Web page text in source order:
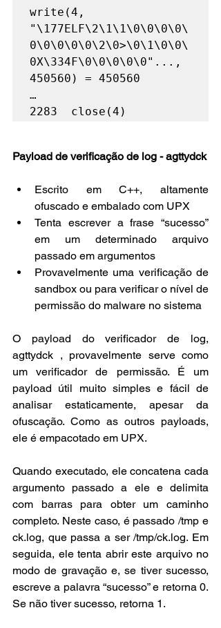
write(4,
"\177ELF\2\1\1\0\0\0\0\
0\0\0\0\0\2\0>\0\1\0\0\
0X\334F\0\0\0\0\0"...,
450560) = 450560
…
2283  close(4)
Payload de verificação de log - agttydck
Escrito em C++, altamente
ofuscado e embalado com UPX
Tenta escrever a frase “sucesso”
em um determinado arquivo
passado em argumentos
Provavelmente uma verificação de
sandbox ou para verificar o nível de
permissão do malware no sistema
O payload do verificador de log,
agttydck , provavelmente serve como
um verificador de permissão. É um
payload útil muito simples e fácil de
analisar estaticamente, apesar da
ofuscação. Como as outros payloads,
ele é empacotado em UPX.
Quando executado, ele concatena cada
argumento passado a ele e delimita
com barras para obter um caminho
completo. Neste caso, é passado /tmp e
ck.log, que passa a ser /tmp/ck.log. Em
seguida, ele tenta abrir este arquivo no
modo de gravação e, se tiver sucesso,
escreve a palavra “sucesso” e retorna 0.
Se não tiver sucesso, retorna 1.